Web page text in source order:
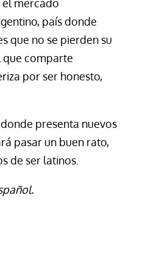
mercado
país donde
que no se pierden su
comparte
por ser honesto,
presenta nuevos
pasar un buen rato,
de ser latinos.